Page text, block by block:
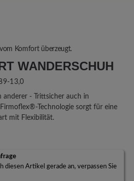
Komfort überzeugt.
WANDERSCHUH
13,0
anderer - Trittsicher auch in
Technologie sorgt für eine
mit Flexibilität.
diesen Artikel gerade an, verpassen Sie